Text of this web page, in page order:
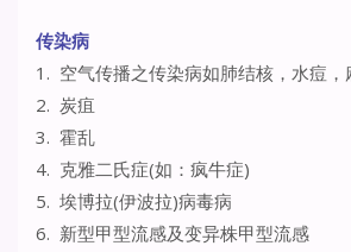
传染病
1. 空气传播之传染病如肺结核，水痘，
2. 炭疽
3. 霍乱
4. 克雅二氏症(如：疯牛症)
5. 埃博拉(伊波拉)病毒病
6. 新型甲型流感及变异株甲型流感